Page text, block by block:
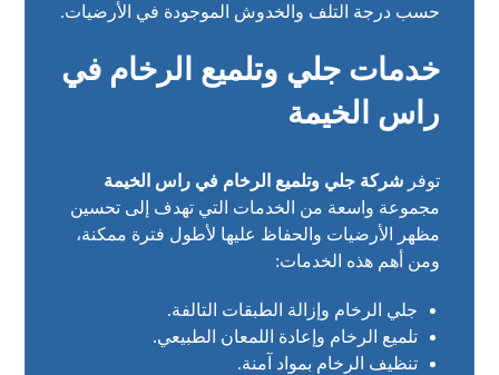
حسب درجة التلف والخدوش الموجودة في الأرضيات.
خدمات جلي وتلميع الرخام في
راس الخيمة
توفرشركة جلي وتلميع الرخام في راس الخيمة
مجموعة واسعة من الخدمات التي تهدف إلى تحسين
مظهر الأرضيات والحفاظ عليها لأطول فترة ممكنة،
ومن أهم هذه الخدمات:
جلي الرخام وإزالة الطبقات التالفة.
تلميع الرخام وإعادة اللمعان الطبيعي.
تنظيف الرخام بمواد آمنة.